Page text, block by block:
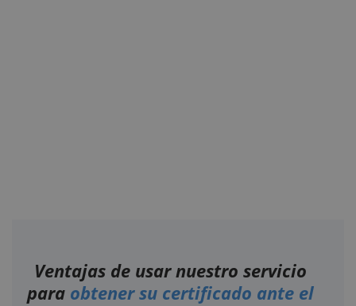
Ventajas de usar nuestro servicio
para obtener su certificado ante el